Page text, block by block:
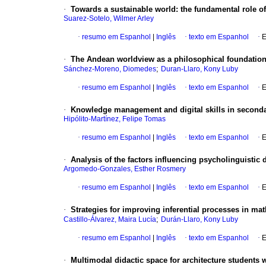
· Towards a sustainable world: the fundamental role
Suarez-Sotelo, Wilmer Arley
· resumo em Espanhol Inglês · texto em Espanhol ·
· The Andean worldview as a philosophical
Sánchez-Moreno, Diomedes; Duran-Llaro, Kony Luby
· resumo em Espanhol Inglês · texto em Espanhol ·
· Knowledge management and digital skills in
Hipólito-Martínez, Felipe Tomas
· resumo em Espanhol Inglês · texto em Espanhol ·
· Analysis of the factors influencing psycholinguistic
Argomedo-Gonzales, Esther Rosmery
· resumo em Espanhol Inglês · texto em Espanhol ·
· Strategies for improving inferential processes in
Castillo-Álvarez, Maira Lucía; Durán-Llaro, Kony Luby
· resumo em Espanhol Inglês · texto em Espanhol ·
· Multimodal didactic space for architecture students